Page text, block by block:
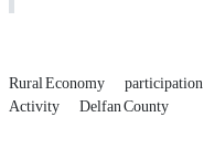
Rural Economy participation
Activity Delfan County